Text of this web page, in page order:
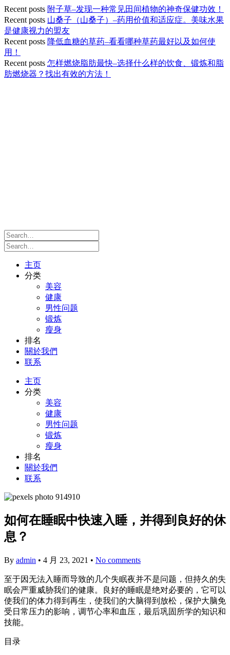
Recent posts 附子草–发现一种常见田间植物的神奇保健功效！
Recent posts 山桑子（山桑子）–药用价值和适应症。美味水果
是健康视力的盟友
Recent posts 降低血糖的草药–看看哪种草药最好以及如何使
用！
Recent posts 怎样燃烧脂肪最快–选择什么样的饮食、锻炼和脂
肪燃烧器？找出有效的方法！
主页
分类
美容
健康
男性问题
锻炼
瘦身
排名
關於我們
联系
主页
分类
美容
健康
男性问题
锻炼
瘦身
排名
關於我們
联系
如何在睡眠中快速入睡，并得到良好的休
息？
By admin • 4 月 23, 2021 • No comments
至于因无法入睡而导致的几个失眠夜并不是问题，但持久的失
眠会严重威胁我们的健康。良好的睡眠是绝对必要的，它可以
使我们的体力得到再生，使我们的大脑得到放松，保护大脑免
受日常压力的影响，调节心率和血压，最后巩固所学的知识和
技能。
目录